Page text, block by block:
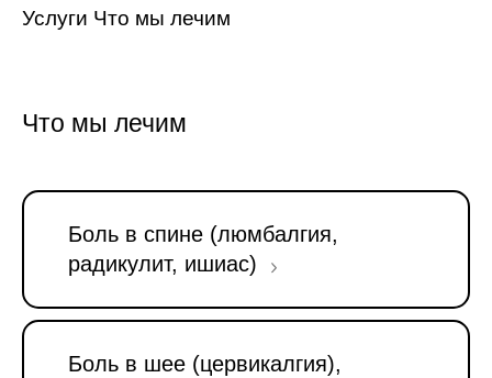
Услуги Что мы лечим
Что мы лечим
Боль в спине (люмбалгия,
радикулит, ишиас)
Боль в шее (цервикалгия),